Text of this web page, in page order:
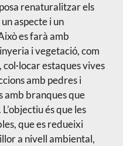
renaturalitzar els
aspecte i un
es farà amb
i vegetació, com
estaques vives
amb pedres i
amb branques que
és que les
que es redueixi
a nivell ambiental,